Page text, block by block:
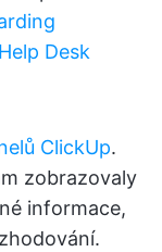
Desk
ClickUp.
zobrazovaly
informace,